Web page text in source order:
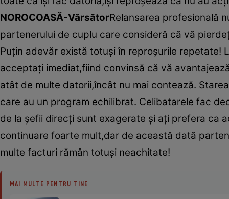
NOROCOASĂ-VărsătorRelansarea profesională
partenerului de cuplu care consideră că vă
Puţin adevăr există totuşi în reproşurile repetate!
acceptaţi imediat,fiind convinsă că vă
atât de multe datorii,încât nu mai contează.
care au un program echilibrat. Celibatarele fac
de la şefii direcţi sunt exagerate şi aţi prefera ca
continuare foarte mult,dar de această dată
multe facturi rămân totuşi neachitate!
MAI MULTE PENTRU TINE